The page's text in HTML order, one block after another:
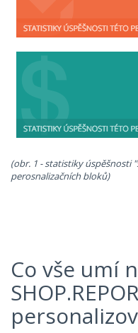
(obr. 1 - statistiky úspěšnosti
perosnalizačních bloků)
Co vše umí